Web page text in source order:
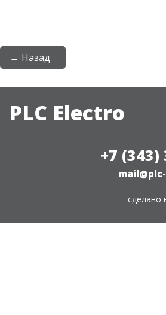
← Назад
PLC Electro
+7 (343)
сделано